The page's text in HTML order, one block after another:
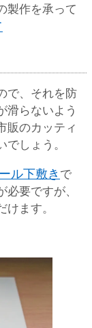
製作を承って
で、それを防
滑らないよう
販のカッティ
しょう。
ル下敷き で
要ですが、
ます。